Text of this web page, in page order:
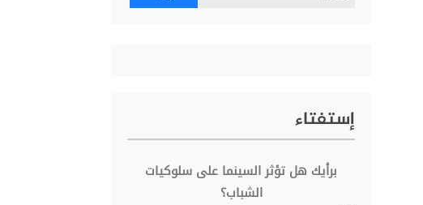
إستفتاء
برأيك هل تؤثر السينما على سلوكيات
الشباب؟